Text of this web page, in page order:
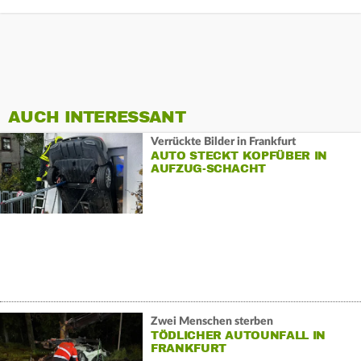
AUCH INTERESSANT
Verrückte Bilder in Frankfurt
AUTO STECKT KOPFÜBER IN
AUFZUG-SCHACHT
Zwei Menschen sterben
TÖDLICHER AUTOUNFALL IN
FRANKFURT